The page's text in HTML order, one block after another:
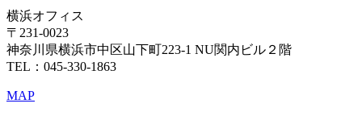
横浜オフィス
〒231-0023
神奈川県横浜市中区山下町223-1 NU関内ビル２階
TEL：045-330-1863
MAP